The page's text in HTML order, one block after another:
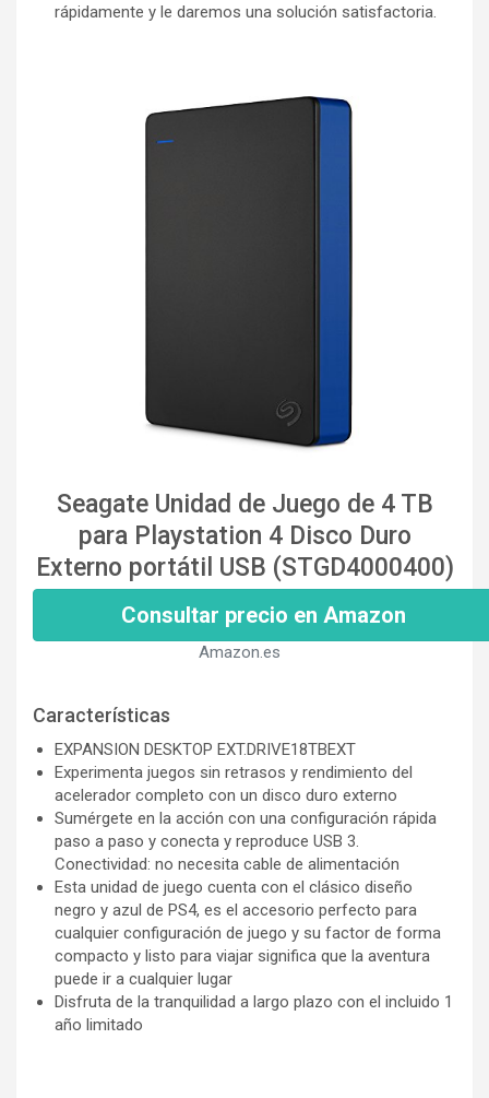
rápidamente y le daremos una solución satisfactoria.
Seagate Unidad de Juego de 4 TB
para Playstation 4 Disco Duro
Externo portátil USB (STGD4000400)
Consultar precio en Amazon
Amazon.es
Características
EXPANSION DESKTOP EXT.DRIVE18TBEXT
Experimenta juegos sin retrasos y rendimiento del
acelerador completo con un disco duro externo
Sumérgete en la acción con una configuración rápida
paso a paso y conecta y reproduce USB 3.
Conectividad: no necesita cable de alimentación
Esta unidad de juego cuenta con el clásico diseño
negro y azul de PS4, es el accesorio perfecto para
cualquier configuración de juego y su factor de forma
compacto y listo para viajar significa que la aventura
puede ir a cualquier lugar
Disfruta de la tranquilidad a largo plazo con el incluido 1
año limitado